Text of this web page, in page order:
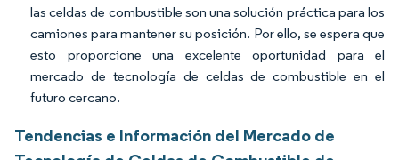
las celdas de combustible son una solución práctica para los
camiones para mantener su posición. Por ello, se espera que
esto proporcione una excelente oportunidad para el
mercado de tecnología de celdas de combustible en el
futuro cercano.
Tendencias e Información del Mercado de